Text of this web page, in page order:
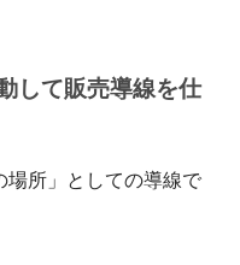
して販売導線を仕
場所」としての導線で